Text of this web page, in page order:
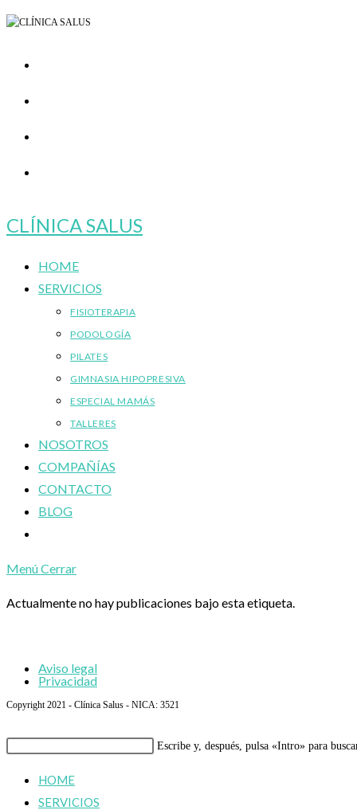
Ir
contenido
CLÍNICA SALUS
HOME
SERVICIOS
FISIOTERAPIA
PODOLOGÍA
PILATES
GIMNASIA HIPOPRESIVA
ESPECIAL MAMÁS
TALLERES
NOSOTROS
COMPAÑÍAS
CONTACTO
BLOG
de
la
MenúCerrar
Actualmente no hay publicaciones bajo esta etiqueta.
Aviso legal
Privacidad
Copyright 2021 - Clínica Salus - NICA: 3521
Buscar
Escribe y, después, pulsa «Intro» para
HOME
SERVICIOS